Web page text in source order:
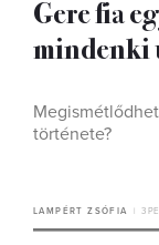
Gere fia
mindenki
története?
LAMPÉRT ZSÓFIA 3